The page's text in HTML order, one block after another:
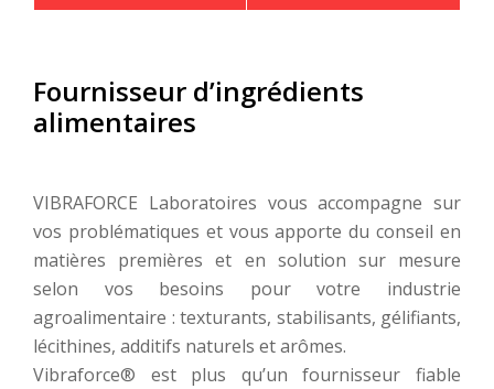
Fournisseur d’ingrédients
alimentaires
VIBRAFORCE Laboratoires vous accompagne sur
vos problématiques et vous apporte du conseil en
matières premières et en solution sur mesure
selon vos besoins pour votre industrie
agroalimentaire : texturants, stabilisants, gélifiants,
lécithines, additifs naturels et arômes.
Vibraforce® est plus qu’un fournisseur fiable